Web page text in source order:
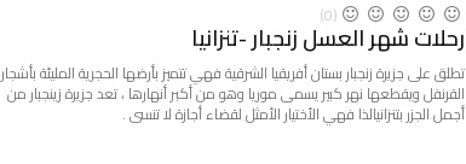
(0)
رحلات شهر العسل زنجبار -تنزانيا
تطلق على جزيرة زنجبار بستان أفريقيا الشرقية فهي تتميز بأرضها الحجرية المليئة بأشجار
القرنفل ويقطعها نهر كبير يسمى موريا وهو من أكبر أنهارها ، تعد جزيرة زينجبار من
أجمل الجزر بتنزانيالذا فهي الأختيار الأمثل لقضاء أجازة لا تنسى .